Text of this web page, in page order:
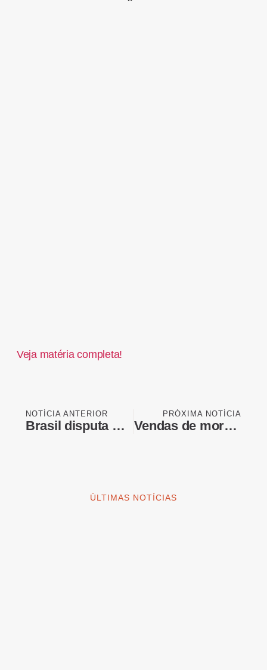
Veja matéria completa!
NOTÍCIA ANTERIOR
Brasil disputa mercado espacial e prevê lançamento de foguete ainda este ano
PRÓXIMA NOTÍCIA
Vendas de moradias usadas nos EUA caem inesperadamente em junho
ÚLTIMAS NOTÍCIAS